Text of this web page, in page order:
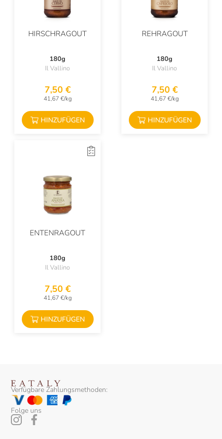
HIRSCHRAGOUT
180g
Il Vallino
7,50 €
41,67 €/kg
HINZUFÜGEN
REHRAGOUT
180g
Il Vallino
7,50 €
41,67 €/kg
HINZUFÜGEN
ENTENRAGOUT
180g
Il Vallino
7,50 €
41,67 €/kg
HINZUFÜGEN
Verfügbare Zahlungsmethoden:
Folge uns